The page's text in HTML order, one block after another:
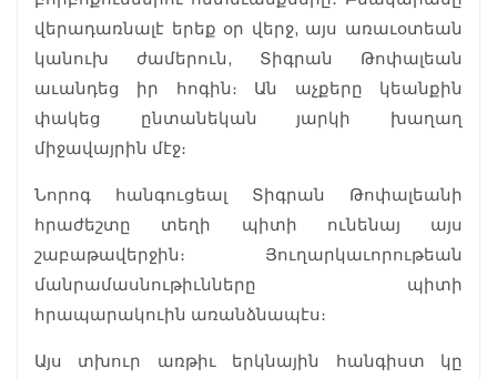
վերադառնալէ երեք օր վերջ, այս առաւօտեան
կանուխ ժամերուն, Տիգրան Թոփալեան
աւանդեց իր հոգին։ Ան աչքերը կեանքին
փակեց ընտանեկան յարկի խաղաղ
միջավայրին մէջ։
Նորոգ հանգուցեալ Տիգրան Թոփալեանի
հրաժեշտը տեղի պիտի ունենայ այս
շաբաթավերջին։ Յուղարկաւորութեան
մանրամասնութիւնները պիտի
հրապարակուին առանձնապէս։
Այս տխուր առթիւ երկնային հանգիստ կը